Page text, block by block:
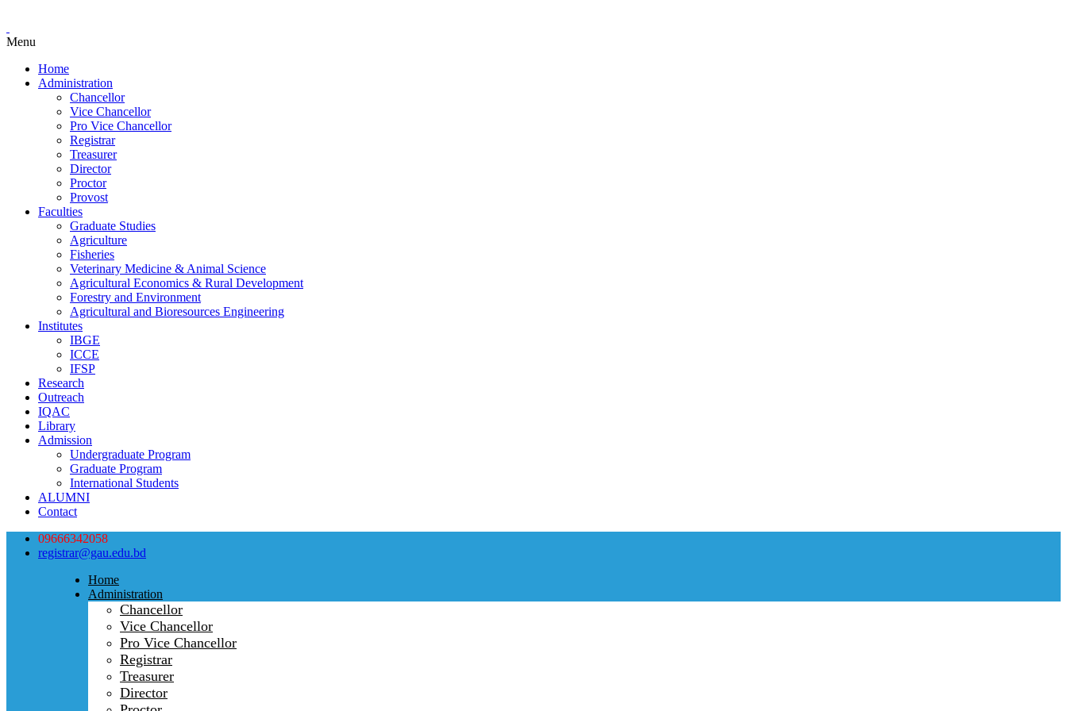
Menu
Home
Administration
Chancellor
Vice Chancellor
Pro Vice Chancellor
Registrar
Treasurer
Director
Proctor
Provost
Faculties
Graduate Studies
Agriculture
Fisheries
Veterinary Medicine & Animal Science
Agricultural Economics & Rural Development
Forestry and Environment
Agricultural and Bioresources Engineering
Institutes
IBGE
ICCE
IFSP
Research
Outreach
IQAC
Library
Admission
Undergraduate Program
Graduate Program
International Students
ALUMNI
Contact
09666342058
registrar@gau.edu.bd
Home
Administration
Chancellor
Vice Chancellor
Pro Vice Chancellor
Registrar
Treasurer
Director